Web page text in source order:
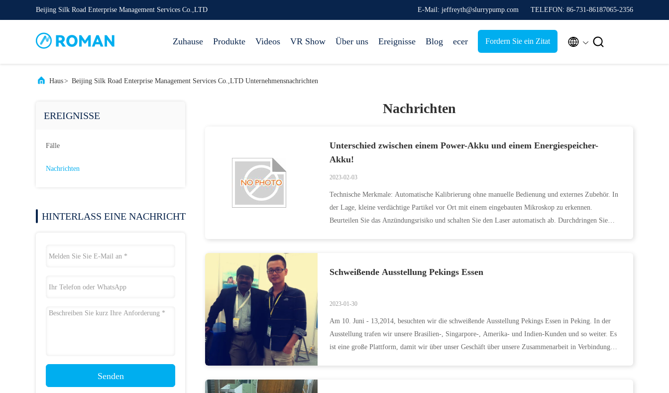
Beijing Silk Road Enterprise Management Services Co.,LTD E-Mail: jeffreyth@slurrypump.com TELEFON: 86-731-86187065-2356
Zuhause Produkte Videos VR Show Über uns Ereignisse Blog ecer Fordern Sie ein Zitat  
Haus> Beijing Silk Road Enterprise Management Services Co.,LTD Unternehmensnachrichten
EREIGNISSE
Fälle
Nachrichten
HINTERLASS EINE NACHRICHT
Senden
Nachrichten
Unterschied zwischen einem Power-Akku und einem Energiespeicher-
Akku!
2023-02-03
Technische Merkmale: Automatische Kalibrierung ohne manuelle Bedienung und externes Zubehör. In
der Lage, kleine verdächtige Partikel vor Ort mit einem eingebauten Mikroskop zu erkennen.
Beurteilen Sie das Anzündungsrisiko und schalten Sie den Laser automatisch ab. Durchdringen Sie
Schweißende Ausstellung Pekings Essen
2023-01-30
Am 10. Juni - 13,2014, besuchten wir die schweißende Ausstellung Pekings Essen in Peking. In der
Ausstellung trafen wir unsere Brasilien-, Singarpore-, Amerika- und Indien-Kunden und so weiter. Es
ist eine große Plattform, damit wir über unser Geschäft über unsere Zusammenarbeit in Verbindung